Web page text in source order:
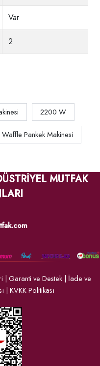
Var
2
2200 W
Pankek Makinesi
MUTFAK
| Garanti ve Destek| İade ve
| KVKK Politikası